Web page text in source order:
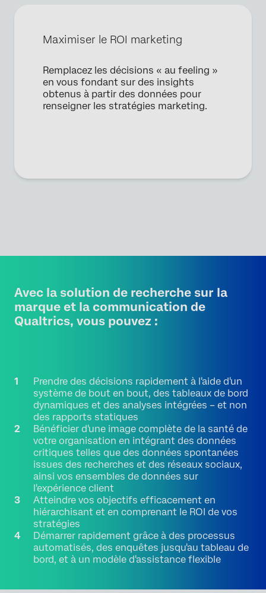
Maximiser le ROI marketing
Remplacez les décisions « au feeling »
en vous fondant sur des insights
obtenus à partir des données pour
renseigner les stratégies marketing.
Avec la solution de recherche sur la
marque et la communication de
Qualtrics, vous pouvez :
Prendre des décisions rapidement à l'aide d'un
système de bout en bout, des tableaux de bord
dynamiques et des analyses intégrées – et non
des rapports statiques
Bénéficier d'une image complète de la santé de
votre organisation en intégrant des données
critiques telles que des données spontanées
issues des recherches et des réseaux sociaux,
ainsi vos ensembles de données sur
l'expérience client
Atteindre vos objectifs efficacement en
hiérarchisant et en comprenant le ROI de vos
stratégies
Démarrer rapidement grâce à des processus
automatisés, des enquêtes jusqu'au tableau de
bord, et à un modèle d'assistance flexible